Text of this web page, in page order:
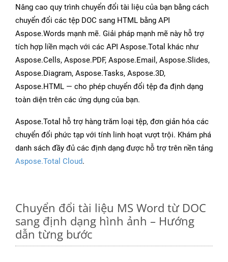
Nâng cao quy trình chuyển đổi tài liệu của bạn bằng cách
chuyển đổi các tệp DOC sang HTML bằng API
Aspose.Words mạnh mẽ. Giải pháp mạnh mẽ này hỗ trợ
tích hợp liền mạch với các API Aspose.Total khác như
Aspose.Cells, Aspose.PDF, Aspose.Email, Aspose.Slides,
Aspose.Diagram, Aspose.Tasks, Aspose.3D,
Aspose.HTML — cho phép chuyển đổi tệp đa định dạng
toàn diện trên các ứng dụng của bạn.
Aspose.Total hỗ trợ hàng trăm loại tệp, đơn giản hóa các
chuyển đổi phức tạp với tính linh hoạt vượt trội. Khám phá
danh sách đầy đủ các định dạng được hỗ trợ trên nền tảng
Aspose.Total Cloud.
Chuyển đổi tài liệu MS Word từ DOC
sang định dạng hình ảnh – Hướng
dẫn từng bước